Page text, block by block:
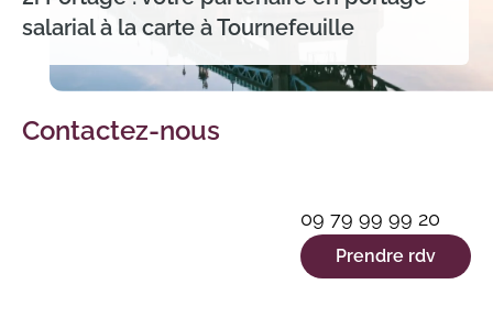
salarial à la carte à Tournefeuille
Contactez-nous
09 79 99 99 20
Prendre rdv